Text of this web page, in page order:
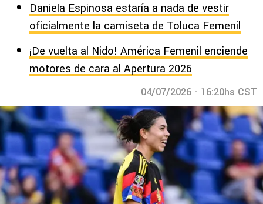
Daniela Espinosa estaría a nada de vestir
oficialmente la camiseta de Toluca Femenil
¡De vuelta al Nido! América Femenil enciende
motores de cara al Apertura 2026
04/07/2026 - 16:20hs CST